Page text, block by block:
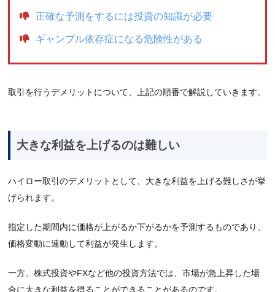
正確な予測をするには投資の知識が必要
ギャンブル依存症になる危険性がある
取引を行うデメリットについて、上記の順番で解説していきます。
大きな利益を上げるのは難しい
ハイロー取引のデメリットとして、大きな利益を上げる難しさが挙
げられます。
指定した期間内に価格が上がるか下がるかを予測するものであり、
価格変動に連動して利益が発生します。
一方、株式投資やFXなど他の投資方法では、市場が急上昇した場
合に大きな利益を得ることができることがあるのです。